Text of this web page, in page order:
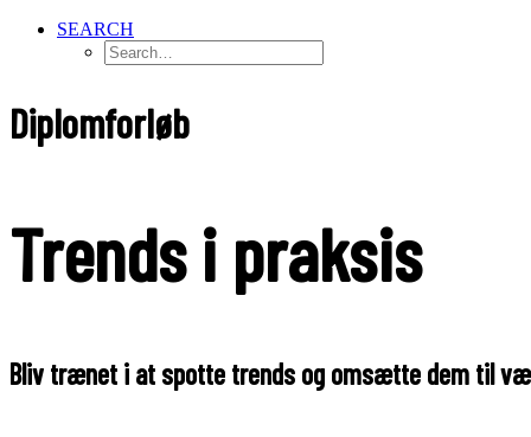
SEARCH
Diplomforløb
Trends i praksis
Bliv trænet i at spotte trends og omsætte dem til